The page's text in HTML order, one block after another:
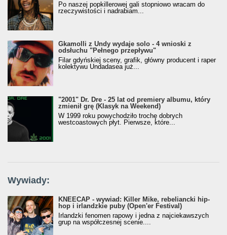
Po naszej popkillerowej gali stopniowo wracam do
rzeczywistości i nadrabiam...
Gkamolli z Undy wydaje solo - 4 wnioski z
odsłuchu "Pełnego przepływu"
Filar gdyńskiej sceny, grafik, główny producent i raper
kolektywu Undadasea już...
"2001" Dr. Dre - 25 lat od premiery albumu, który
zmienił grę (Klasyk na Weekend)
W 1999 roku powychodziło trochę dobrych
westcoastowych płyt. Pierwsze, które...
Wywiady:
KNEECAP - wywiad: Killer Mike, rebeliancki hip-
hop i irlandzkie puby (Open'er Festival)
Irlandzki fenomen rapowy i jedna z najciekawszych
grup na współczesnej scenie....